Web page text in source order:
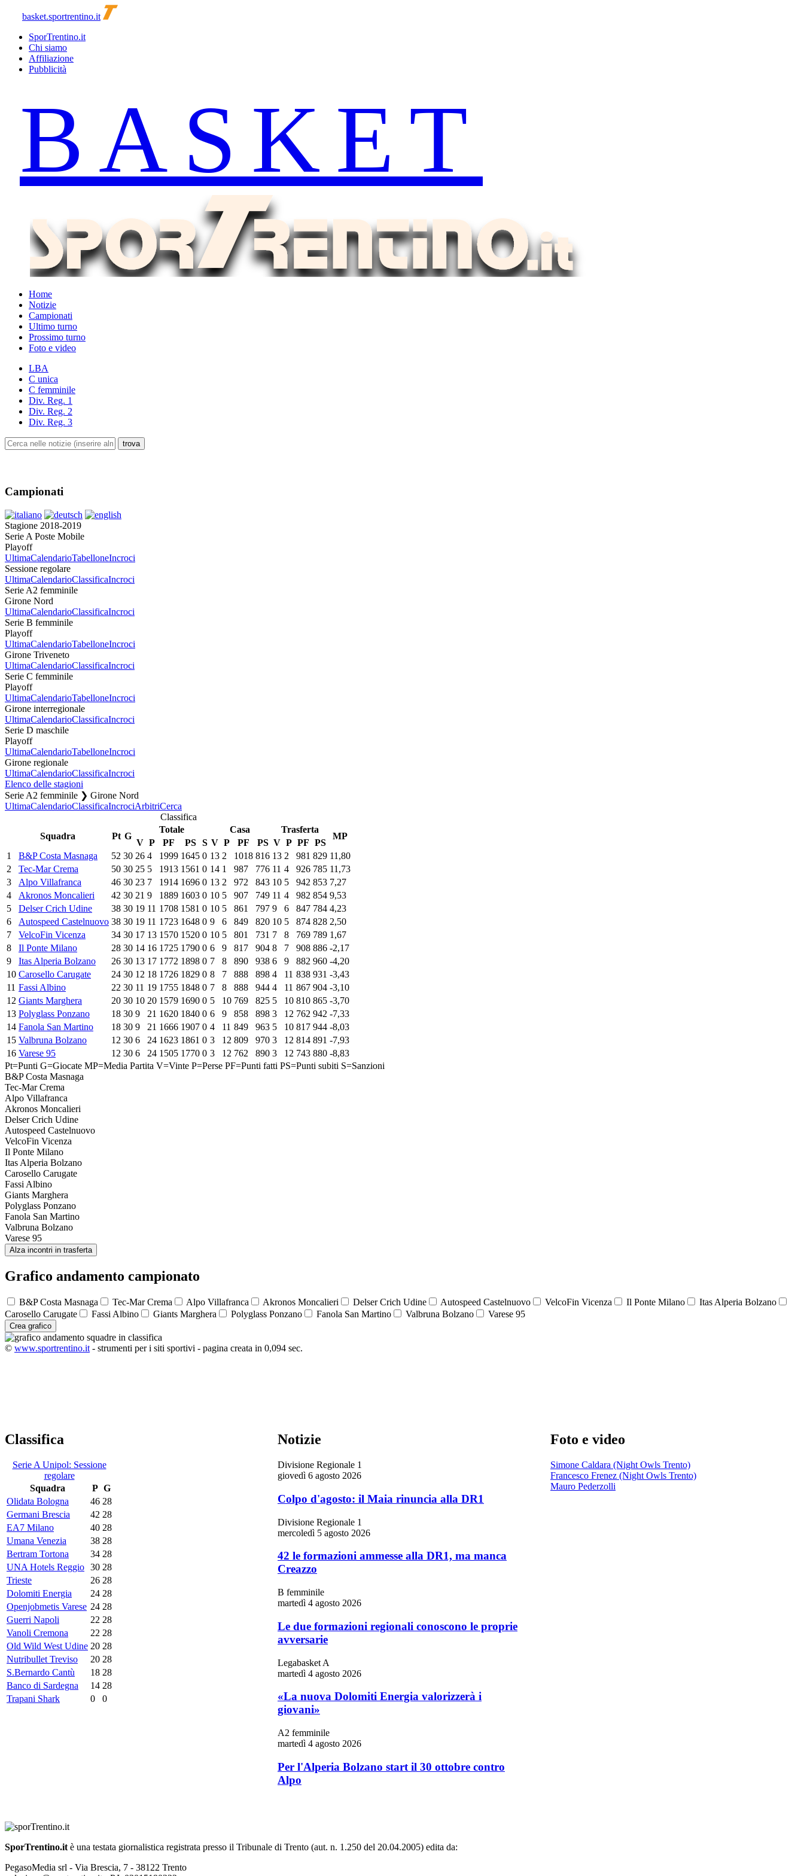
basket.sportrentino.it
SporTrentino.it
Chi siamo
Affiliazione
Pubblicità
Home
Notizie
Campionati
Ultimo turno
Prossimo turno
Foto e video
LBA
C unica
C femminile
Div. Reg. 1
Div. Reg. 2
Div. Reg. 3
Campionati
Stagione 2018-2019
Serie A Poste Mobile
Playoff
UltimaCalendarioTabelloneIncroci
Sessione regolare
UltimaCalendarioClassificaIncroci
Serie A2 femminile
Girone Nord
UltimaCalendarioClassificaIncroci
Serie B femminile
Playoff
UltimaCalendarioTabelloneIncroci
Girone Triveneto
UltimaCalendarioClassificaIncroci
Serie C femminile
Playoff
UltimaCalendarioTabelloneIncroci
Girone interregionale
UltimaCalendarioClassificaIncroci
Serie D maschile
Playoff
UltimaCalendarioTabelloneIncroci
Girone regionale
UltimaCalendarioClassificaIncroci
Elenco delle stagioni
Serie A2 femminile ❯ Girone Nord
UltimaCalendarioClassificaIncrociArbitriCerca
Classifica
Squadra
Pt G
Totale Casa Trasferta
MP
V P PF PS S V P PF PS V P PF PS
1
B&P Costa Masnaga 52 30 26 4 1999 1645 0 13 2 1018 816 13 2 981 829 11,80
2
Tec-Mar Crema 50 30 25 5 1913 1561 0 14 1 987 776 11 4 926 785 11,73
3
Alpo Villafranca 46 30 23 7 1914 1696 0 13 2 972 843 10 5 942 853 7,27
4
Akronos Moncalieri 42 30 21 9 1889 1603 0 10 5 907 749 11 4 982 854 9,53
5
Delser Crich Udine 38 30 19 11 1708 1581 0 10 5 861 797 9 6 847 784 4,23
6
Autospeed Castelnuovo 38 30 19 11 1723 1648 0 9 6 849 820 10 5 874 828 2,50
7
VelcoFin Vicenza 34 30 17 13 1570 1520 0 10 5 801 731 7 8 769 789 1,67
8
Il Ponte Milano 28 30 14 16 1725 1790 0 6 9 817 904 8 7 908 886 -2,17
9
Itas Alperia Bolzano 26 30 13 17 1772 1898 0 7 8 890 938 6 9 882 960 -4,20
10 Carosello Carugate 24 30 12 18 1726 1829 0 8 7 888 898 4 11 838 931 -3,43
11 Fassi Albino 22 30 11 19 1755 1848 0 7 8 888 944 4 11 867 904 -3,10
12 Giants Marghera 20 30 10 20 1579 1690 0 5 10 769 825 5 10 810 865 -3,70
13 Polyglass Ponzano 18 30 9 21 1620 1840 0 6 9 858 898 3 12 762 942 -7,33
14 Fanola San Martino 18 30 9 21 1666 1907 0 4 11 849 963 5 10 817 944 -8,03
15 Valbruna Bolzano 12 30 6 24 1623 1861 0 3 12 809 970 3 12 814 891 -7,93
16 Varese 95 12 30 6 24 1505 1770 0 3 12 762 890 3 12 743 880 -8,83
Pt=Punti G=Giocate MP=Media Partita V=Vinte P=Perse PF=Punti fatti PS=Punti subiti S=Sanzioni
B&P Costa Masnaga
Tec-Mar Crema
Alpo Villafranca
Akronos Moncalieri
Delser Crich Udine
Autospeed Castelnuovo
VelcoFin Vicenza
Il Ponte Milano
Itas Alperia Bolzano
Carosello Carugate
Fassi Albino
Giants Marghera
Polyglass Ponzano
Fanola San Martino
Valbruna Bolzano
Varese 95
Alza incontri in trasferta
Grafico andamento campionato
B&P Costa Masnaga Tec-Mar Crema Alpo Villafranca Akronos Moncalieri Delser Crich Udine Autospeed Castelnuovo VelcoFin Vicenza Il Ponte Milano
Itas Alperia Bolzano
Carosello Carugate
Fassi Albino Giants Marghera Polyglass Ponzano Fanola San Martino Valbruna Bolzano Varese 95
Crea grafico
© www.sportrentino.it- strumenti per i siti sportivi - pagina creata in 0,094 sec.
Classifica
Serie A Unipol: Sessione
regolare
Squadra
P G
Olidata Bologna
46 28
Germani Brescia
42 28
EA7 Milano
40 28
Umana Venezia
38 28
Bertram Tortona
34 28
UNA Hotels Reggio 30 28
Trieste
26 28
Dolomiti Energia
24 28
Openjobmetis Varese 24 28
Guerri Napoli
22 28
Vanoli Cremona
22 28
Old Wild West Udine 20 28
Nutribullet Treviso
20 28
S.Bernardo Cantù
18 28
Banco di Sardegna
14 28
Trapani Shark
0 0
Notizie
Divisione Regionale 1
giovedì 6 agosto 2026
Colpo d'agosto: il Maia rinuncia alla DR1
Divisione Regionale 1
mercoledì 5 agosto 2026
42 le formazioni ammesse alla DR1, ma manca
Creazzo
B femminile
martedì 4 agosto 2026
Le due formazioni regionali conoscono le proprie
avversarie
Legabasket A
martedì 4 agosto 2026
«La nuova Dolomiti Energia valorizzerà i
giovani»
A2 femminile
martedì 4 agosto 2026
Per l'Alperia Bolzano start il 30 ottobre contro
Alpo
Foto e video
Simone Caldara (Night Owls Trento)
Francesco Frenez (Night Owls Trento)
Mauro Pederzolli
SporTrentino.itè una testata giornalistica registrata presso il Tribunale di Trento (aut. n. 1.250 del 20.04.2005) edita da:
PegasoMedia srl - Via Brescia, 7 - 38122 Trento